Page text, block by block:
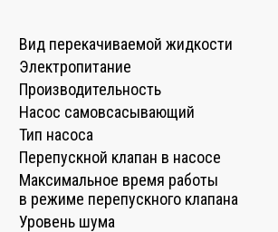
Вид перекачиваемой жидкости
Электропитание
Производительность
Насос самовсасывающий
Тип насоса
Перепускной клапан в насосе
Максимальное время работы
в режиме перепускного клапана
Уровень шума